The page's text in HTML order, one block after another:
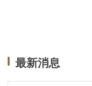
最新消息